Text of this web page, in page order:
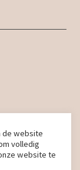
Design
de website
volledig
website te